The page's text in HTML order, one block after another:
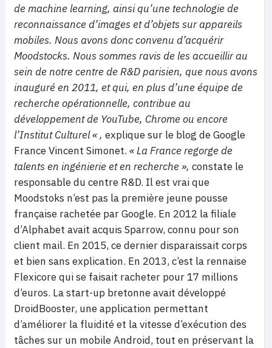
de machine learning, ainsi qu’une technologie de
reconnaissance d’images et d’objets sur appareils
mobiles. Nous avons donc convenu d’acquérir
Moodstocks. Nous sommes ravis de les accueillir au
sein de notre centre de R&D parisien, que nous avons
inauguré en 2011, et qui, en plus d’une équipe de
recherche opérationnelle, contribue au
développement de YouTube, Chrome ou encore
l’Institut Culturel « , explique sur le blog de Google
France Vincent Simonet. «La France regorge de
talents en ingénierie et en recherche », constate le
responsable du centre R&D. Il est vrai que
Moodstoks n’est pas la première jeune pousse
française rachetée par Google. En 2012 la filiale
d’Alphabet avait acquis Sparrow, connu pour son
client mail. En 2015, ce dernier disparaissait corps
et bien sans explication. En 2013, c’est la rennaise
Flexicore qui se faisait racheter pour 17 millions
d’euros. La start-up bretonne avait développé
DroidBooster, une application permettant
d’améliorer la fluidité et la vitesse d’exécution des
tâches sur un mobile Android, tout en préservant la